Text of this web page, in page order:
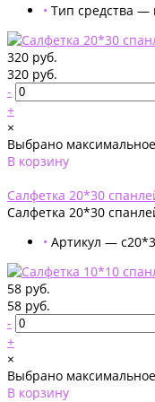
• Тип средства —
320 руб.
320 руб.
-
+
×
Выбрано максимальное
В корзину
Салфетка 20*30
Салфетка 20*30
• Артикул —
58 руб.
58 руб.
-
+
×
Выбрано максимальное
В корзину